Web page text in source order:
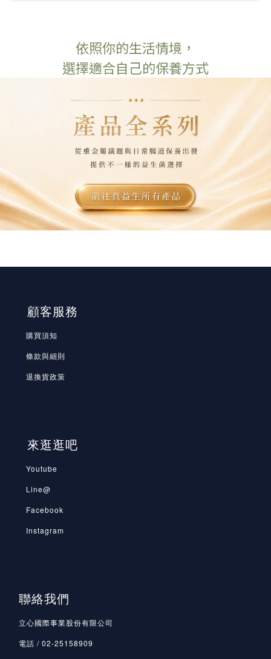
依照你的生活情境，
選擇適合自己的保養方式
顧客服務
購買須知
條款與細則
退換貨政策
來逛逛吧
Youtube
Line@
Facebook
Instagram
聯絡我們
立心國際事業股份有限公司
電話 / 02-25158909